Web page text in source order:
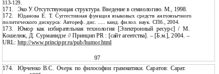
113-129.
171.
Эко У. Отсутствующая структура. Введение в семиологию. М., 1998.
172.
Юданова Е. Т. Суггестивная функция языковых средств англоязычного
политического дискурса: Автореф. дис. ..... канд. филол. наук. СПб., 2004.
173.
Юмор как избирательная технология [Электронный ресурс] / М.
Кошелюк, Д. Сурманидзе // Принцип PR : [сайт агентства]. – [Б.м.], 2004. –
URL: http://www.princippr.ru/pub/humor.html
97
174.
Юрченко В.С. Очерк по философии грамматики. Саратов: Сарат.